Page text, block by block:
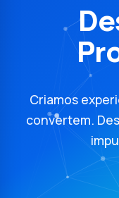
Criamos
convertem.